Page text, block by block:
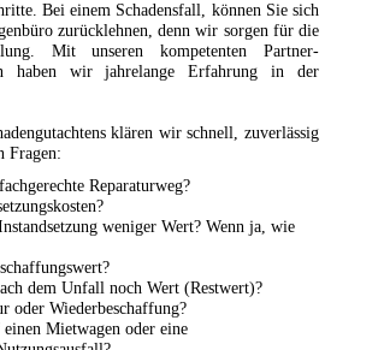
Bei einem Schadensfall, können Sie sich
zurücklehnen, denn wir sorgen für die
Mit unseren kompetenten Partner-
haben wir jahrelange Erfahrung in der
klären wir schnell, zuverlässig
Fragen:
Reparaturweg?
weniger Wert? Wenn ja, wie
dem Unfall noch Wert (Restwert)?
oder Wiederbeschaffung?
Mietwagen oder eine